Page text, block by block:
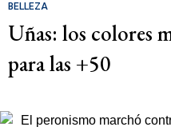
BELLEZA
Uñas: los colores
para las +50